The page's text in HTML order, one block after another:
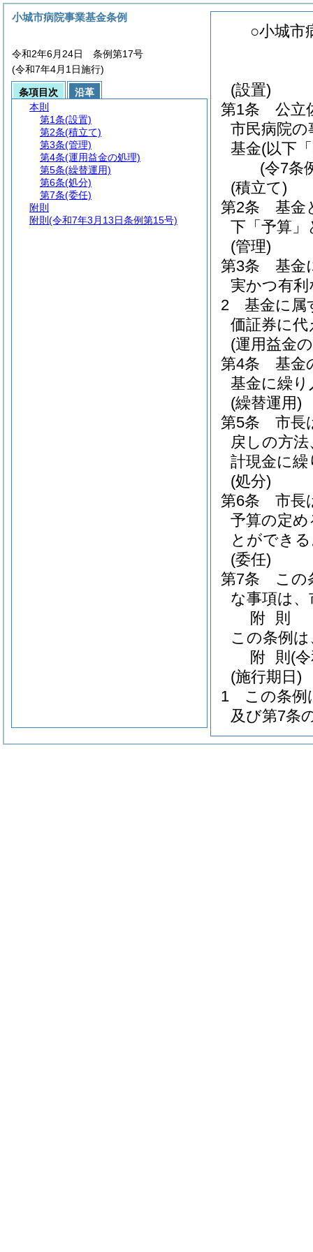
○小城市
(設置)
第1条
公立
市民病院
基金(以下
(令7条
(積立て)
第2条
基金
下「予算」
(管理)
第3条
基金
実かつ有
2
基金に属
価証券に
(運用益金
第4条
基金
基金に繰
(繰替運用)
第5条
市長
戻しの方
計現金に
(処分)
第6条
市長
予算の定
とができ
(委任)
第7条
この
な事項は
附 則
この条例
附 則 (
(施行期日)
1
この条例
及び第7条
小城市病院事業基金条例
令和2年6月24日 条例第17号
(令和7年4月1日施行)
条項目次
沿革
本則
第1条(設置)
第2条(積立て)
第3条(管理)
第4条(運用益金の処理)
第5条(繰替運用)
第6条(処分)
第7条(委任)
附則
附則 (令和7年3月13日条例第15号)